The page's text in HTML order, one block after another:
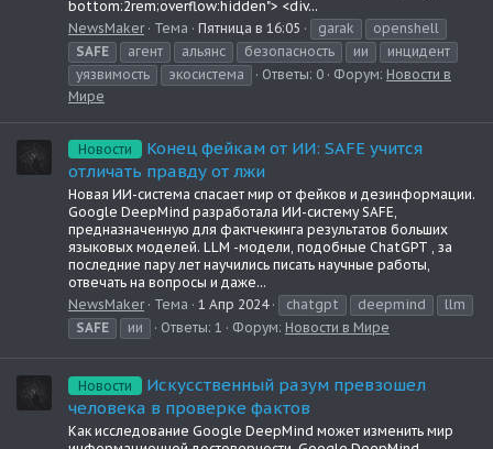
bottom:2rem;overflow:hidden"> <div...
NewsMaker
Тема Пятница в 16:05 garak
openshell
SAFE
агент альянс безопасность ии
инцидент
уязвимость
экосистема Ответы: 0 Форум: Новости в
Мире
Новости
Конец фейкам от ИИ: SAFE учится
отличать правду от лжи
Новая ИИ-система спасает мир от фейков и дезинформации.
Google DeepMind разработала ИИ-систему SAFE,
предназначенную для фактчекинга результатов больших
языковых моделей. LLM -модели, подобные ChatGPT , за
последние пару лет научились писать научные работы,
отвечать на вопросы и даже...
NewsMaker
Тема 1 Апр 2024 chatgpt deepmind
llm
SAFE
ии Ответы: 1 Форум: Новости в Мире
Новости
Искусственный разум превзошел
человека в проверке фактов
Как исследование Google DeepMind может изменить мир